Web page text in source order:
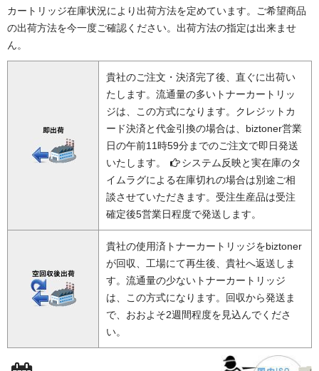
カートリッジ在庫状況により出荷方法を定めています。ご希望商品
の出荷方法を今一度ご確認ください。出荷方法の指定は出来ませ
ん。
貴社のご注文・決済完了後、直ぐに出荷い
たします。流通量の多いトナーカートリッ
ジは、この方式になります。クレジットカ
ード決済と代金引換の場合は、biztoner営業
日の午前11時59分までのご注文で即日発送
いたします。
システム反映と実在庫のタ
イムラグによる在庫切れの場合は別途ご相
談させていただきます。受注生産品は受注
確定後5営業日程度で発送します。
貴社の使用済トナーカートリッジをbiztoner
が回収、工場にて再生後、貴社へ返送しま
す。流通量の少ないトナーカートリッジ
は、この方式になります。回収から発送ま
で、おおよそ2週間程度を見込んでくださ
い。